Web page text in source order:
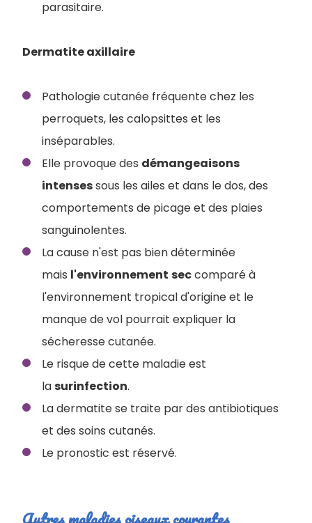
parasitaire.
Dermatite axillaire
Pathologie cutanée fréquente chez les
perroquets, les calopsittes et les
inséparables.
Elle provoque des démangeaisons
intensessous les ailes et dans le dos, des
comportements de picage et des plaies
sanguinolentes.
La cause n'est pas bien déterminée
mais l'environnement seccomparé à
l'environnement tropical d'origine et le
manque de vol pourrait expliquer la
sécheresse cutanée.
Le risque de cette maladie est
lasurinfection.
La dermatite se traite par des antibiotiques
et des soins cutanés.
Le pronostic est réservé.